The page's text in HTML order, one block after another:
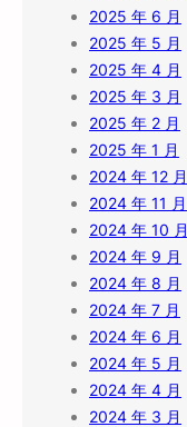
2025 年 6 月
2025 年 5 月
2025 年 4 月
2025 年 3 月
2025 年 2 月
2025 年 1 月
2024 年 12 月
2024 年 11 月
2024 年 10 月
2024 年 9 月
2024 年 8 月
2024 年 7 月
2024 年 6 月
2024 年 5 月
2024 年 4 月
2024 年 3 月